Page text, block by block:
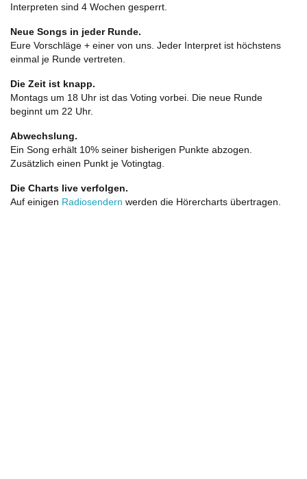
Interpreten sind 4 Wochen gesperrt.
Neue Songs in jeder Runde.
Eure Vorschläge + einer von uns. Jeder Interpret ist höchstens
einmal je Runde vertreten.
Die Zeit ist knapp.
Montags um 18 Uhr ist das Voting vorbei. Die neue Runde
beginnt um 22 Uhr.
Abwechslung.
Ein Song erhält 10% seiner bisherigen Punkte abzogen.
Zusätzlich einen Punkt je Votingtag.
Die Charts live verfolgen.
Auf einigen Radiosendern werden die Hörercharts übertragen.